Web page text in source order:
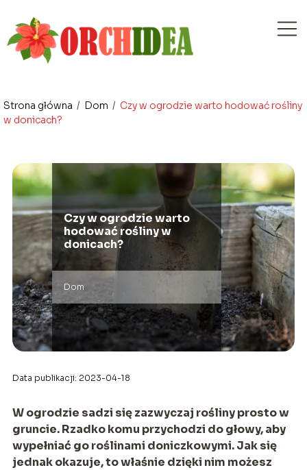
Strona główna / Dom / Czy w ogrodzie warto hodować rośliny
w donicach?
Czy w ogrodzie warto
hodować rośliny w
donicach?
Dom
Data publikacji: 2023-04-18
W ogrodzie sadzi się zazwyczaj rośliny prostow
gruncie. Rzadko komu przychodzi do głowy, aby
wypełniać go roślinami doniczkowymi. Jak się
jednak okazuje, to właśnie dzięki nim możesz